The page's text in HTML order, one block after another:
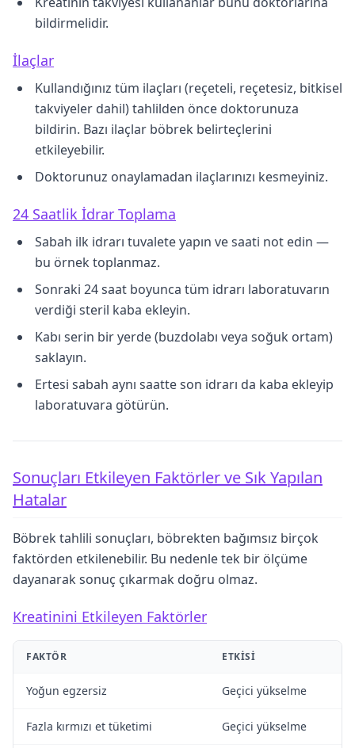
bildirmelidir.
İlaçlar
Kullandığınız tüm ilaçları (reçeteli, reçetesiz, bitkisel
takviyeler dahil) tahlilden önce doktorunuza
bildirin. Bazı ilaçlar böbrek belirteçlerini
etkileyebilir.
Doktorunuz onaylamadan ilaçlarınızı kesmeyiniz.
24 Saatlik İdrar Toplama
Sabah ilk idrarı tuvalete yapın ve saati not edin —
bu örnek toplanmaz.
Sonraki 24 saat boyunca tüm idrarı laboratuvarın
verdiği steril kaba ekleyin.
Kabı serin bir yerde (buzdolabı veya soğuk ortam)
saklayın.
Ertesi sabah aynı saatte son idrarı da kaba ekleyip
laboratuvara götürün.
Sonuçları Etkileyen Faktörler ve Sık Yapılan
Hatalar
Böbrek tahlili sonuçları, böbrekten bağımsız birçok
faktörden etkilenebilir. Bu nedenle tek bir ölçüme
dayanarak sonuç çıkarmak doğru olmaz.
Kreatinini Etkileyen Faktörler
FAKTÖR ETKISI
Yoğun egzersiz Geçici yükselme
Fazla kırmızı et tüketimi Geçici yükselme